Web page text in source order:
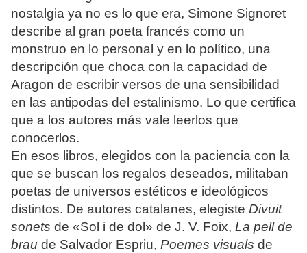
nostalgia ya no es lo que era, Simone Signoret
describe al gran poeta francés como un
monstruo en lo personal y en lo político, una
descripción que choca con la capacidad de
Aragon de escribir versos de una sensibilidad
en las antipodas del estalinismo. Lo que certifica
que a los autores más vale leerlos que
conocerlos.
En esos libros, elegidos con la paciencia con la
que se buscan los regalos deseados, militaban
poetas de universos estéticos e ideológicos
distintos. De autores catalanes, elegiste Divuit
sonets de «Sol i de dol» de J. V. Foix, La pell de
brau de Salvador Espriu, Poemes visuals de